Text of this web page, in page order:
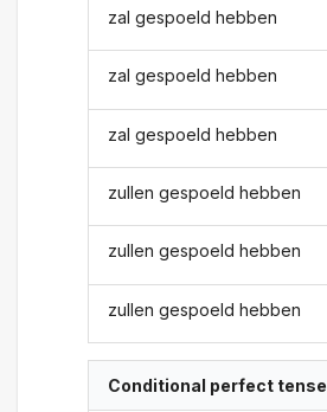
zal gespoeld hebben
zal gespoeld hebben
zal gespoeld hebben
zullen gespoeld hebben
zullen gespoeld hebben
zullen gespoeld hebben
Conditional perfect tense